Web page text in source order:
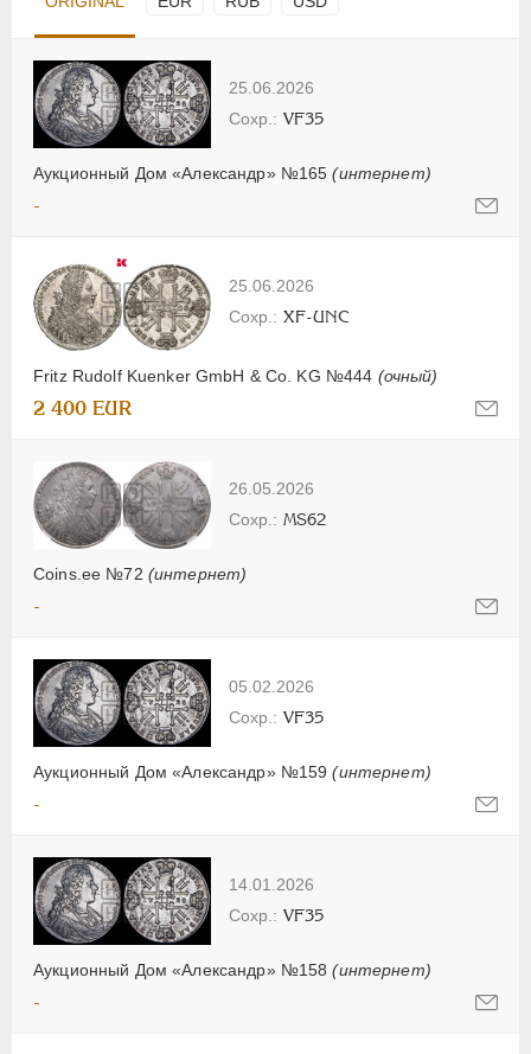
25.06.2026
Аукционный Дом «Александр» №165(интернет)
VF35
-
25.06.2026
Fritz Rudolf Kuenker GmbH & Co. KG №444 (очный)
XF-UNC
2 400 EUR
26.05.2026
Coins.ee №72 (интернет)
MS62
-
05.02.2026
Аукционный Дом «Александр» №159(интернет)
VF35
-
14.01.2026
Аукционный Дом «Александр» №158(интернет)
VF35
-